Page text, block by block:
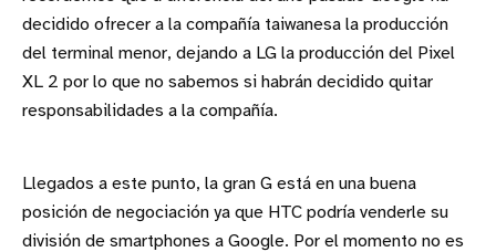
decidido ofrecer a la compañía taiwanesa la producción
del terminal menor, dejando a LG la producción del Pixel
XL 2 por lo que no sabemos si habrán decidido quitar
responsabilidades a la compañía.
Llegados a este punto, la gran G está en una buena
posición de negociación ya que HTC podría venderle su
división de smartphones a Google. Por el momento no es